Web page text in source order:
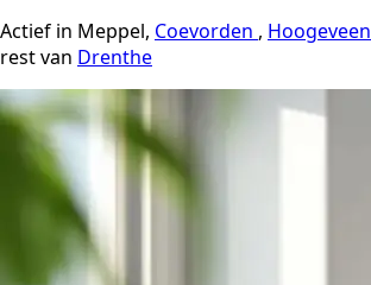
Actief in Meppel, Coevorden , Hoogeveen
rest van Drenthe